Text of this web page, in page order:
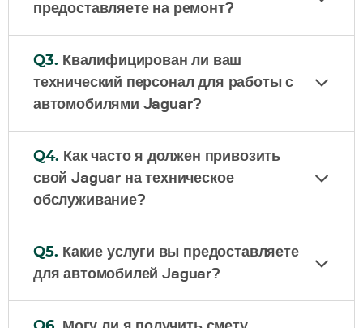
предоставляете на ремонт?
Q3. Квалифицирован ли ваш
технический персонал для работы с
автомобилями Jaguar?
Q4. Как часто я должен привозить
свой Jaguar на техническое
обслуживание?
Q5. Какие услуги вы предоставляете
для автомобилей Jaguar?